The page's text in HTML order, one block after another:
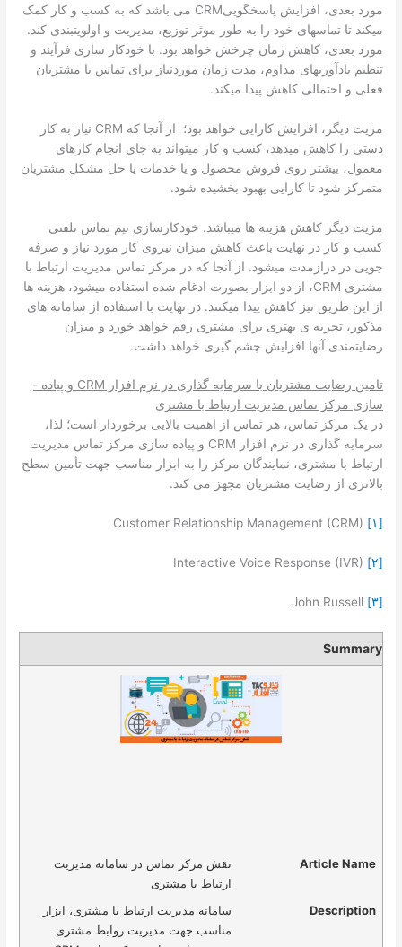
مورد بعدی، افزایش پاسخگوییCRM می­ باشد که به کسب و کار کمک
می­کند تا تماس­های خود را به طور موثر توزیع، مدیریت و اولویت­بندی کند.
مورد بعدی، کاهش زمان چرخش خواهد بود. با خودکار سازی فرآیند و
تنظیم یادآوری­های مداوم، مدت زمان موردنیاز برای تماس با مشتریان
فعلی و احتمالی کاهش پیدا می­کند.
مزیت دیگر، افزایش کارایی خواهد بود؛ از آنجا که CRM نیاز به کار
دستی را کاهش می­دهد، کسب و کار می­تواند به جای انجام کارهای
معمول، بیشتر روی فروش محصول و یا خدمات یا حل مشکل مشتریان
متمرکز شود تا کارایی بهبود بخشیده شود.
مزیت دیگر کاهش هزینه ­ها می­باشد. خودکارسازی تیم تماس تلفنی
کسب و کار در نهایت باعث کاهش میزان نیروی کار مورد نیاز و صرفه
جویی در درازمدت می­شود. از آنجا که در مرکز تماس مدیریت ارتباط با
مشتری CRM، از دو ابزار بصورت ادغام شده استفاده می­شود، هزینه ­ها
از این طریق نیز کاهش پیدا می­کنند. در نهایت با استفاده از سامانه ­های
مذکور، تجربه ­ی بهتری برای مشتری رقم خواهد خورد و میزان
رضایتمندی آن­ها افزایش چشم گیری خواهد داشت.
تامین رضایت مشتریان با سرمایه گذاری در نرم افزار CRM و پیاده ­
سازی مرکز تماس مدیریت ارتباط با مشتری
در یک مرکز تماس، هر تماس از اهمیت بالایی برخوردار است؛ لذا،
سرمایه گذاری در نرم افزار CRM و پیاده ­سازی مرکز تماس مدیریت
ارتباط با مشتری، نمایندگان مرکز را به ابزار مناسب جهت تأمین سطح
بالاتری از رضایت مشتریان مجهز می کند.
[۱]
[۲]
[۳]
Summary
Article Name
نقش مرکز تماس در سامانه مدیریت
ارتباط با مشتری
Description
سامانه­ مدیریت ارتباط با مشتری، ابزار
مناسب جهت مدیریت روابط مشتری